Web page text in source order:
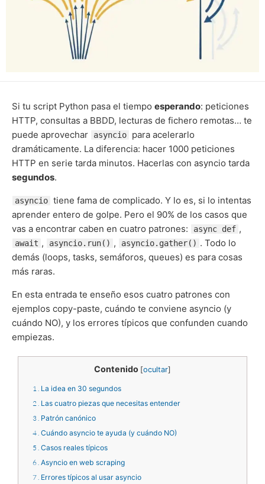
Si tu script Python pasa el tiempo esperando: peticiones
HTTP, consultas a BBDD, lecturas de fichero remotas… te
puede aprovechar
asyncio
para acelerarlo
dramáticamente. La diferencia: hacer 1000 peticiones
HTTP en serie tarda minutos. Hacerlas con asyncio tarda
segundos.
asyncio tiene fama de complicado. Y lo es, si lo intentas
aprender entero de golpe. Pero el 90% de los casos que
vas a encontrar caben en cuatro patrones:
async def ,
await , asyncio.run() , asyncio.gather() . Todo lo
demás (loops, tasks, semáforos, queues) es para cosas
más raras.
En esta entrada te enseño esos cuatro patrones con
ejemplos copy-paste, cuándo te conviene asyncio (y
cuándo NO), y los errores típicos que confunden cuando
empiezas.
Contenido [ocultar]
1 La idea en 30 segundos
2 Las cuatro piezas que necesitas entender
3 Patrón canónico
4 Cuándo asyncio te ayuda (y cuándo NO)
5 Casos reales típicos
6 Asyncio en web scraping
7 Errores típicos al usar asyncio